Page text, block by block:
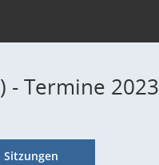
- Termine 2023
Sitzungen